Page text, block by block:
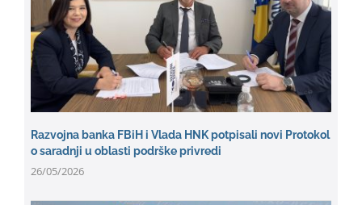
Razvojna banka FBiH i Vlada HNK potpisali novi Protokol
o saradnji u oblasti podrške privredi
26/05/2026